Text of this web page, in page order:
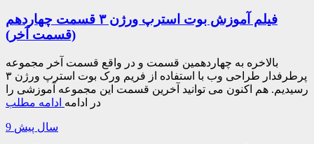
فیلم آموزش بوت استرپ ورژن ۳ قسمت چهاردهم
(قسمت آخر)
بالاخره به چهاردهمین قسمت و در واقع قسمت آخر مجموعه
پرطرفدار طراحی وب با استفاده از فریم ورک بوت استرپ ورژن ۳
رسیدیم. هم اکنون می توانید آخرین قسمت این مجموعه آموزشی را
در ادامه ادامه مطلب
9 سال پیش